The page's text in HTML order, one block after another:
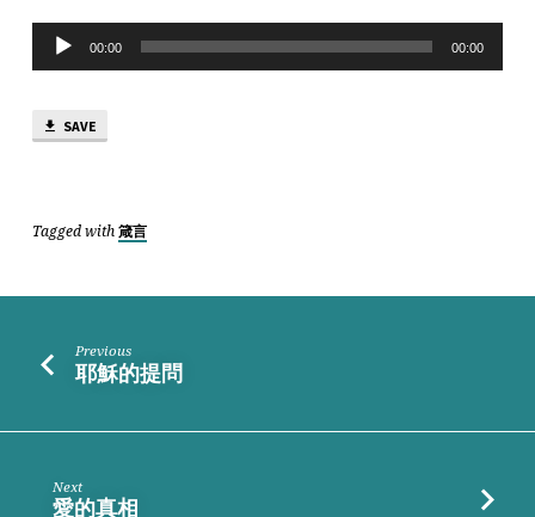
親
是
兒
的
Audio
Player
00:00 00:00
SAVE
Tagged with 箴言
Previous
耶穌的提問
Next
愛的真相